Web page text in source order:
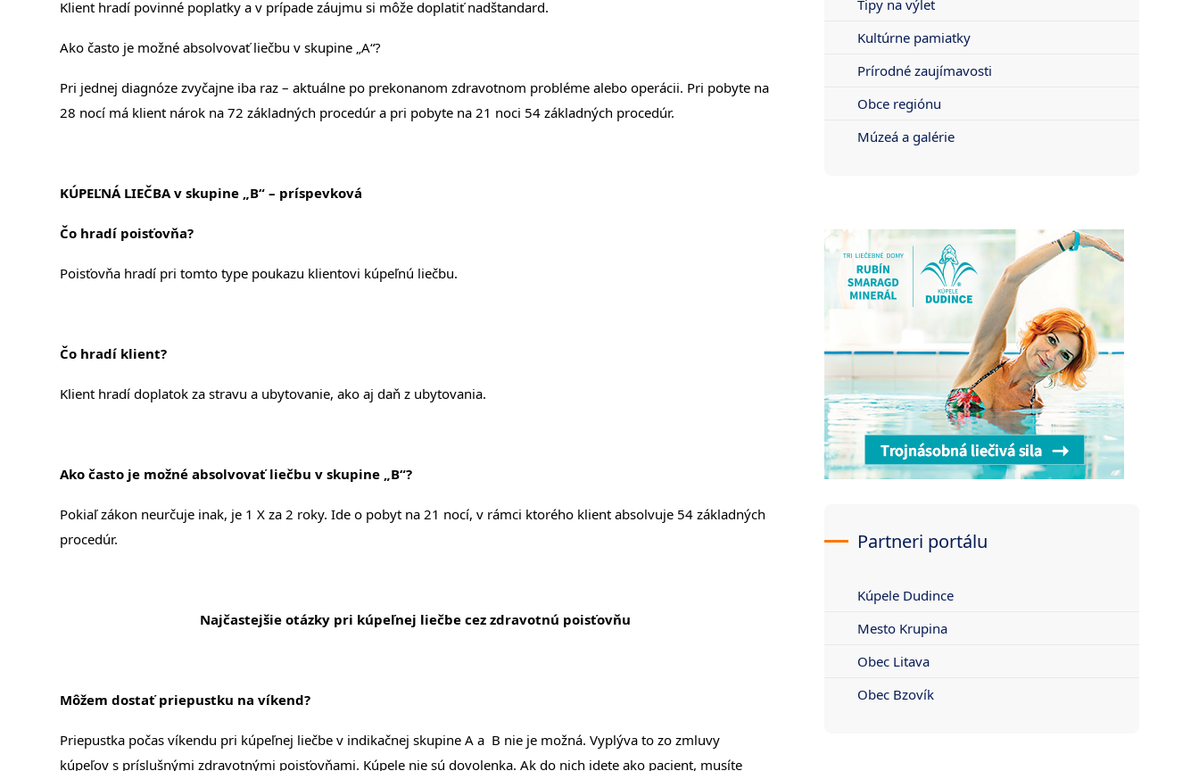
Klient hradí povinné poplatky a v prípade záujmu si môže doplatiť nadštandard.
Ako často je možné absolvovať liečbu v skupine „A“?
Pri jednej diagnóze zvyčajne iba raz – aktuálne po prekonanom zdravotnom probléme alebo operácii. Pri pobyte na
28 nocí má klient nárok na 72 základných procedúr a pri pobyte na 21 noci 54 základných procedúr.
KÚPEĽNÁ LIEČBA v skupine „B“ – príspevková
Čo hradí poisťovňa?
Poisťovňa hradí pri tomto type poukazu klientovi kúpeľnú liečbu.
Čo hradí klient?
Klient hradí doplatok za stravu a ubytovanie, ako aj daň z ubytovania.
Ako často je možné absolvovať liečbu v skupine „B“?
Pokiaľ zákon neurčuje inak, je 1 X za 2 roky. Ide o pobyt na 21 nocí, v rámci ktorého klient absolvuje 54 základných
procedúr.
Najčastejšie otázky pri kúpeľnej liečbe cez zdravotnú poisťovňu
Môžem dostať priepustku na víkend?
Priepustka počas víkendu pri kúpeľnej liečbe v indikačnej skupine A a B nie je možná. Vyplýva to zo zmluvy
kúpeľov s príslušnými zdravotnými poisťovňami. Kúpele nie sú dovolenka. Ak do nich idete ako pacient, musíte
Tipy na výlet
Kultúrne pamiatky
Prírodné zaujímavosti
Obce regiónu
Múzeá a galérie
Partneri portálu
Kúpele Dudince
Mesto Krupina
Obec Litava
Obec Bzovík